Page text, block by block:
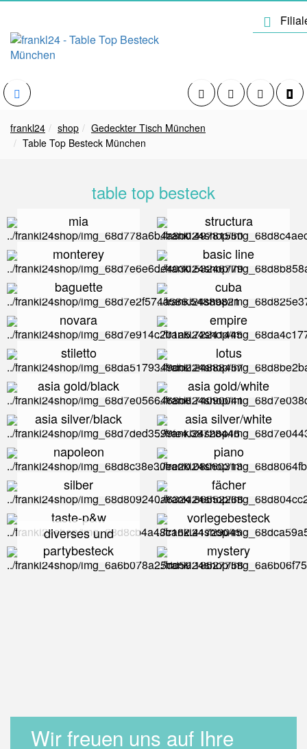
frankl24 shop
Gedeckter Tisch München
Table Top Besteck München
table top besteck
mia
structura
monterey
basic line
baguette
cuba
novara
empire
stiletto
lotus
asia gold/black
asia gold/white
asia silver/black
asia silver/white
napoleon
piano
silber
fächer
taste-p&w
vorlegebesteck
diverses und
partybesteck
mystery
Wir freuen uns auf Ihre